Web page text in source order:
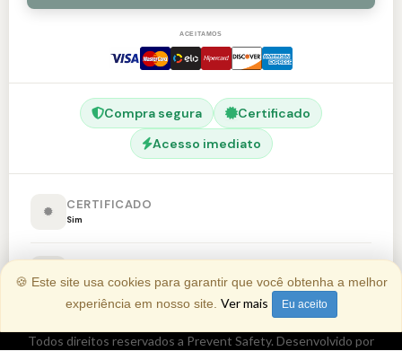
ACEITAMOS
Compra segura
Certificado
Acesso imediato
CERTIFICADO
Sim
Sim
Todos direitos reservados a Prevent Safety. Desenvolvido por
🍪 Este site usa cookies para garantir que você obtenha a melhor
experiência em nosso site. Ver mais Eu aceito